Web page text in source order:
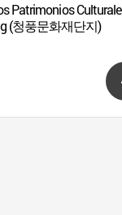
Patrimonios
(청풍문화재단지)